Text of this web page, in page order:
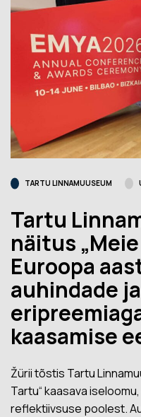
TARTU LINNAMUUSEUM
Tartu
näitus
Euroopa
auhindade
kaasamise
Žürii tõstis Tartu
Tartu“ kaasava
reflektiivsuse poolest.